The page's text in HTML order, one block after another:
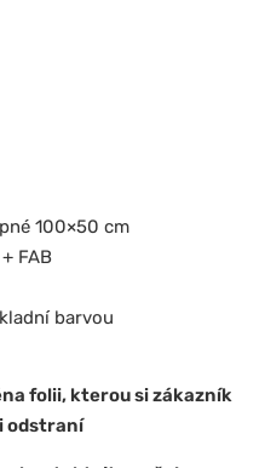
100×50 cm
FAB
barvou
folii, kterou si zákazník
odstraní